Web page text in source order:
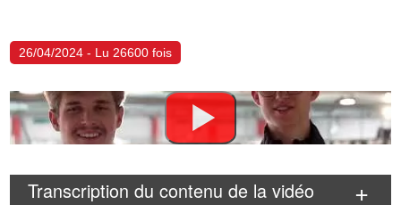
26/04/2024 - Lu 26600 fois
Transcription du contenu de la vidéo